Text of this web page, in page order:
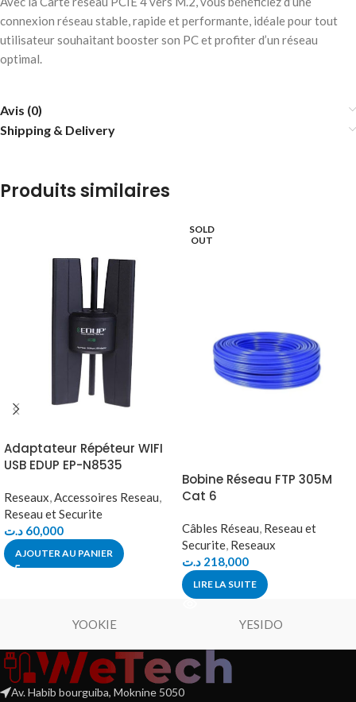
connexion réseau stable, rapide et performante, idéale pour tout
utilisateur souhaitant booster son PC et profiter d’un réseau
optimal.
Avis (0)
Shipping & Delivery
Produits similaires
Adaptateur Répéteur WIFI
USB EDUP EP-N8535
Reseaux,Accessoires Reseau,
Reseau et Securite
60,000 د.ت
AJOUTER AU PANIER
SOLD
OUT
Bobine Réseau FTP 305M
Cat 6
Câbles Réseau Reseau et
Securite Reseaux
218,000 د.ت
LIRE LA SUITE
YOOKIE YESIDO
Av. Habib bourguiba, Moknine 5050